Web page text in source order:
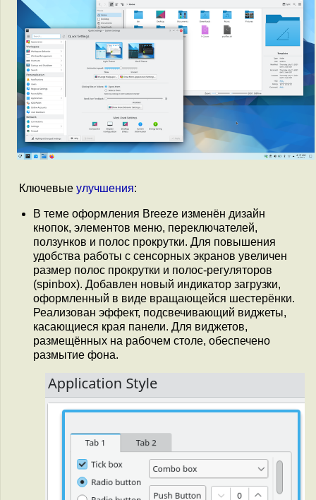
Ключевые улучшения:
В теме оформления Breeze изменён дизайн
кнопок, элементов меню, переключателей,
ползунков и полос прокрутки. Для повышения
удобства работы с сенсорных экранов увеличен
размер полоc прокрутки и полос-регуляторов
(spinbox). Добавлен новый индикатор загрузки,
оформленный в виде вращающейся шестерёнки.
Реализован эффект, подсвечивающий виджеты,
касающиеся края панели. Для виджетов,
размещённых на рабочем столе, обеспечено
размытие фона.